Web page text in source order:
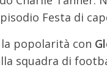
Festa di
popolarità con
squadra di